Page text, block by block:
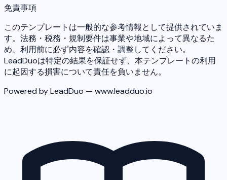
免責事項
このテンプレートは一般的な参考情報として提供されていま
す。法務・税務・規制要件は事業や地域によって異なるた
め、利用前に必ず内容を確認・調整してください。
LeadDuoは特定の結果を保証せず、本テンプレートの利用
に起因する損害について責任を負いません。
Powered by LeadDuo — www.leadduo.io